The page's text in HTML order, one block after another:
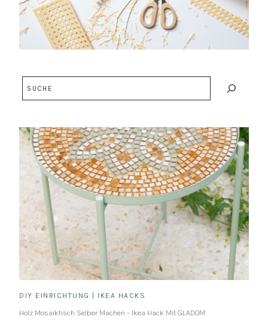
DIY EINRICHTUNG IKEA HACKS
Holz Mosaiktisch Selber Machen – Ikea Hack Mit GLADOM